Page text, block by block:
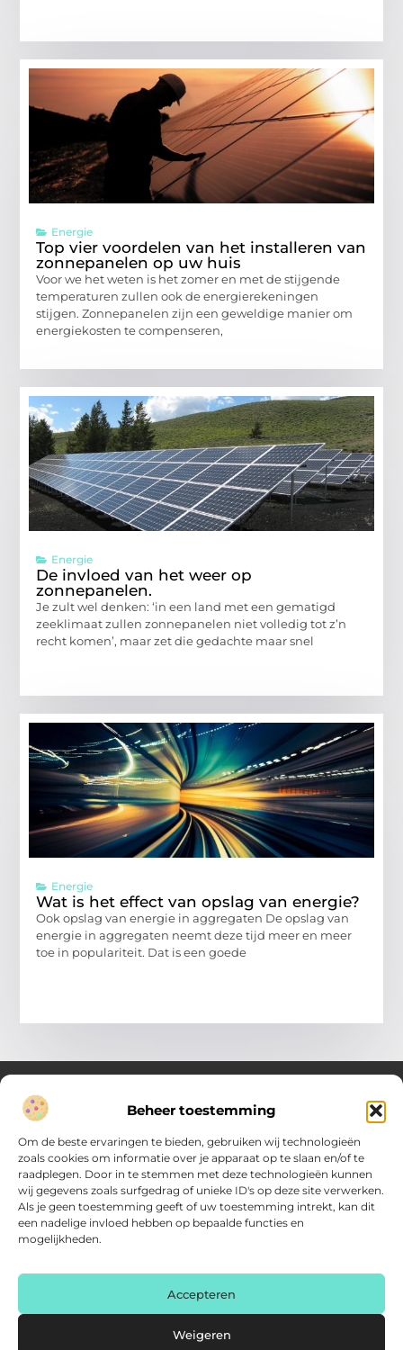
Beheer toestemming
Om de beste ervaringen te bieden, gebruiken wij technologieën
zoals cookies om informatie over je apparaat op te slaan en/of te
raadplegen. Door in te stemmen met deze technologieën kunnen
wij gegevens zoals surfgedrag of unieke ID's op deze site verwerken.
Als je geen toestemming geeft of uw toestemming intrekt, kan dit
een nadelige invloed hebben op bepaalde functies en
mogelijkheden.
Accepteren
Weigeren
Energie
Top vier voordelen van het installeren van
zonnepanelen op uw huis
Voor we het weten is het zomer en met de stijgende
temperaturen zullen ook de energierekeningen
stijgen. Zonnepanelen zijn een geweldige manier om
energiekosten te compenseren,
Energie
De invloed van het weer op
zonnepanelen.
Je zult wel denken: ‘in een land met een gematigd
zeeklimaat zullen zonnepanelen niet volledig tot z’n
recht komen’, maar zet die gedachte maar snel
Energie
Wat is het effect van opslag van energie?
Ook opslag van energie in aggregaten De opslag van
energie in aggregaten neemt deze tijd meer en meer
toe in populariteit. Dat is een goede
Inzicht en inspiratie voor jouw dagelijkse keuzes
Ontdek gevarieerde content vol praktische tips, doordachte
inzichten en vernieuwende ideeën. Alles wat je nodig hebt om
met meer overzicht.